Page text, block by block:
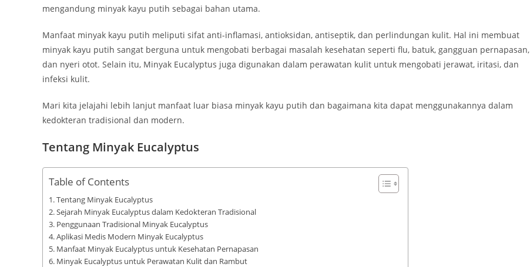
mengandung minyak kayu putih sebagai bahan utama.
Manfaat minyak kayu putih meliputi sifat anti-inflamasi, antioksidan, antiseptik, dan perlindungan kulit. Hal ini membuat
minyak kayu putih sangat berguna untuk mengobati berbagai masalah kesehatan seperti flu, batuk, gangguan pernapasan,
dan nyeri otot. Selain itu, Minyak Eucalyptus juga digunakan dalam perawatan kulit untuk mengobati jerawat, iritasi, dan
infeksi kulit.
Mari kita jelajahi lebih lanjut manfaat luar biasa minyak kayu putih dan bagaimana kita dapat menggunakannya dalam
kedokteran tradisional dan modern.
Tentang Minyak Eucalyptus
Table of Contents
Tentang Minyak Eucalyptus
Sejarah Minyak Eucalyptus dalam Kedokteran Tradisional
Penggunaan Tradisional Minyak Eucalyptus
Aplikasi Medis Modern Minyak Eucalyptus
Manfaat Minyak Eucalyptus untuk Kesehatan Pernapasan
Minyak Eucalyptus untuk Perawatan Kulit dan Rambut